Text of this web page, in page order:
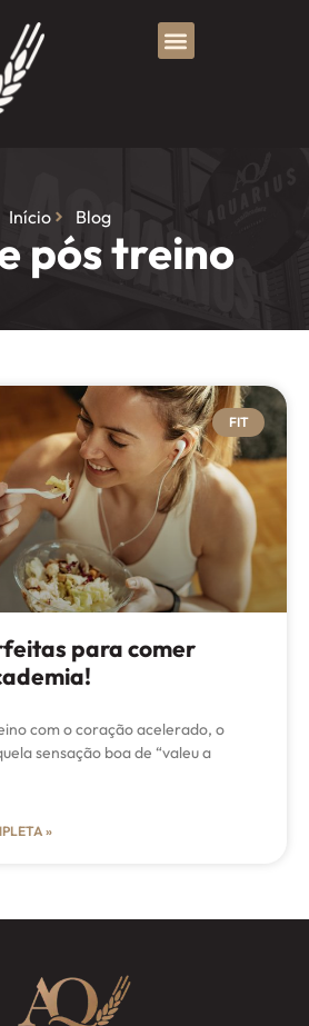
Início Blog
pós treino
FIT
para comer
com o coração acelerado, o
sensação boa de “valeu a
»